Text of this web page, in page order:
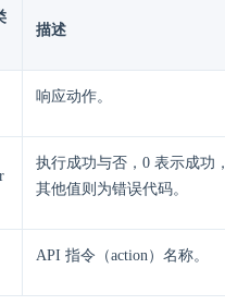
描述
响应动作。
执行成功与否，0 表示成功，
其他值则为错误代码。
API 指令（action）名称。